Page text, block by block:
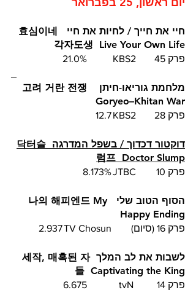
חיי את חייך / לחיות את חיי  효심이네
각자도생  Live Your Own Life
פרק 45	KBS2  	21.0%
מלחמת גוריאו-חיתן  고려 거란 전쟁
Goryeo–Khitan War
פרק 28	KBS2	12.7
דוקטור דכדוך / בשפל המדרגה  닥터슬
럼프  Doctor Slump
פרק 10	JTBC	8.173%
הסוף הטוב שלי  나의 해피엔드 My
Happy Ending
פרק 16 (סיום)	TV Chosun	2.937
לשבות את לב המלך  세작, 매혹된 자
들  Captivating the King
פרק 14	 tvN		6.675